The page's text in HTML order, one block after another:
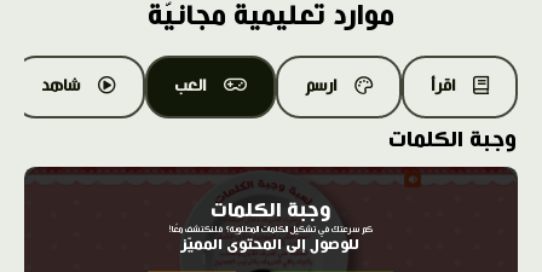
موارد تعليمية مجانيّة
اقرأ ارسم العب شاهد
وجبة الكلمات
وجبة الكلمات
كم سرعتك في تشكيل الكلمات المطلوبة؟ فلنكتشف معًا!
للوصول إلى المحتوى المميّز